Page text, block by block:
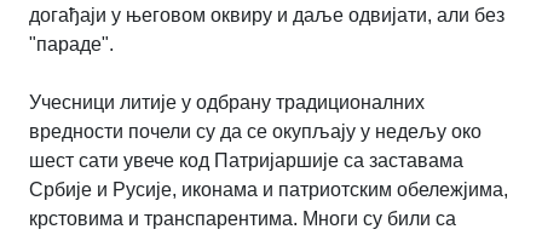
догађаји у његовом оквиру и даље одвијати, али без
"параде".
Учесници литије у одбрану традиционалних
вредности почели су да се окупљају у недељу око
шест сати увече код Патријаршије са заставама
Србије и Русије, иконама и патриотским обележјима,
крстовима и транспарентима. Многи су били са